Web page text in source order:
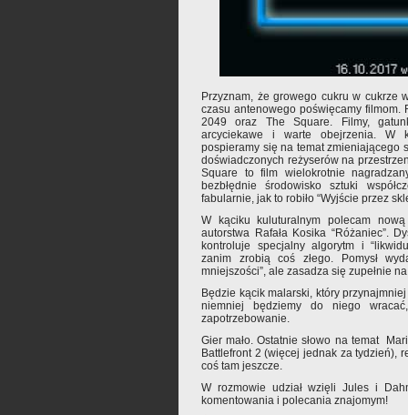
Przyznam, że growego cukru w cukrze
czasu antenowego poświęcamy filmom.
2049 oraz The Square. Filmy,
arcyciekawe i warte obejrzenia. W
pospieramy się na temat zmieniającego
doświadczonych reżyserów na
Square to film wielokrotnie
bezbłędnie środowisko sztuki
fabularnie, jak to robiło “Wyjście przez
W kąciku kuluturalnym polecam nową
autorstwa Rafała Kosika “Różaniec”.
kontroluje specjalny algorytm i
zanim zrobią coś złego. Pomysł
mniejszości”, ale zasadza się zupełnie
Będzie kącik malarski, który
niemniej będziemy do niego
zapotrzebowanie.
Gier mało. Ostatnie słowo na temat
Battlefront 2 (więcej jednak za tydzień),
coś tam jeszcze.
W rozmowie udział wzięli Jules i
komentowania i polecania znajomym!